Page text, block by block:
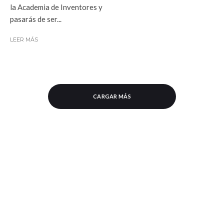
la Academia de Inventores y
pasarás de ser...
LEER MÁS
CARGAR MÁS